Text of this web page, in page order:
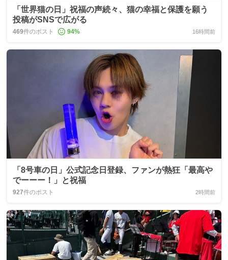
「世界猫の日」祝福の声続々、猫の幸福と保護を願う
投稿がSNSで広がる
469件のポスト 94% 16時間前
「8号車の日」公式記念日登録、ファンが熱狂「最高や
でーーー！」と祝福
927件のポスト 2時間前